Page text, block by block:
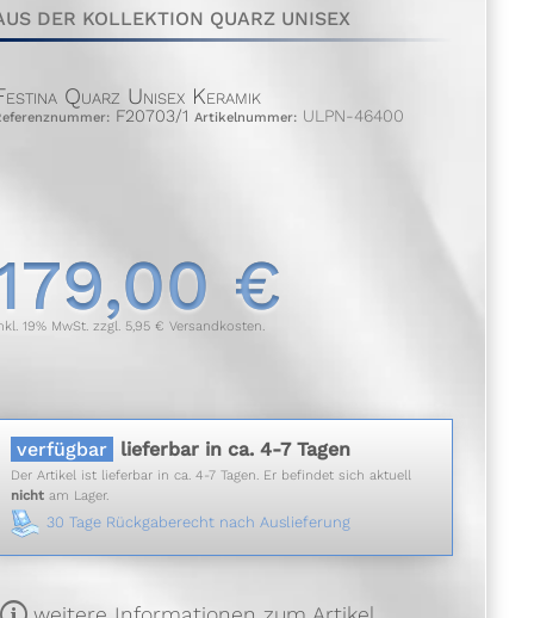
DER KOLLEKTION QUARZ UNISEX
Quarz Unisex Keramik
F20703/1 Artikelnummer:ULPN-46400
€
19% MwSt. zzgl. 5,95 € Versandkosten.
verfügbar lieferbar in ca. 4-7 Tagen
Der Artikel ist lieferbar in ca. 4-7 Tagen. Er befindet sich aktuell
nichtam Lager.
30 Tage Rückgaberecht nach Auslieferung